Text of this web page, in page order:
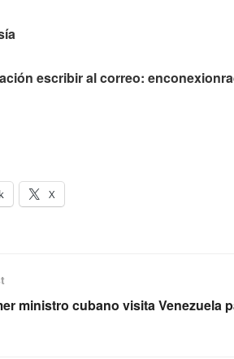
escribir al correo:
X
ministro cubano visita Venezuela